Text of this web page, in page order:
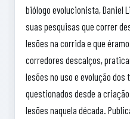
biólogo evolucionista, Daniel
suas pesquisas que correr
lesões na corrida e que
corredores descalços,
lesões no uso e evolução
questionados desde a
lesões naquela década.